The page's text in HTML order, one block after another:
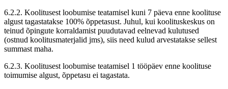
6.2.2. Koolitusest loobumise teatamisel kuni 7 päeva enne koolituse
algust tagastatakse 100% õppetasust. Juhul, kui koolituskeskus on
teinud õpingute korraldamist puudutavad eelnevad kulutused
(ostnud koolitusmaterjalid jms), siis need kulud arvestatakse sellest
summast maha.
6.2.3. Koolitusest loobumise teatamisel 1 tööpäev enne koolituse
toimumise algust, õppetasu ei tagastata.